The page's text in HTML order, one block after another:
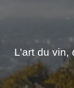
L’art du